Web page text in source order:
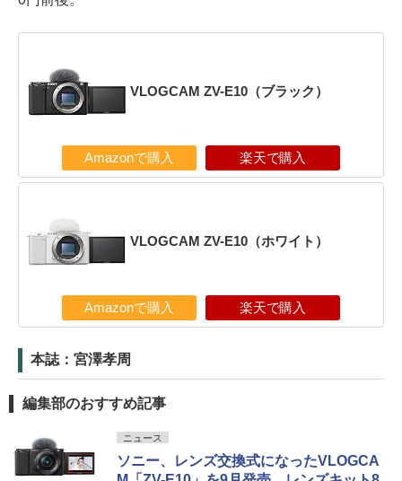
VLOGCAM ZV-E10（ブラック）
Amazonで購入 楽天で購入
VLOGCAM ZV-E10（ホワイト）
Amazonで購入 楽天で購入
本誌：宮澤孝周
編集部のおすすめ記事
ニュース
ソニー、レンズ交換式になったVLOGCA